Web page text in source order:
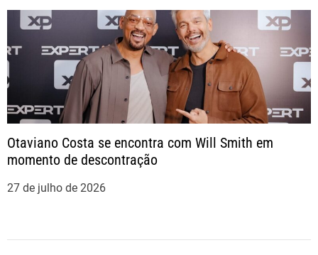
Otaviano Costa se encontra com Will Smith em
momento de descontração
27 de julho de 2026